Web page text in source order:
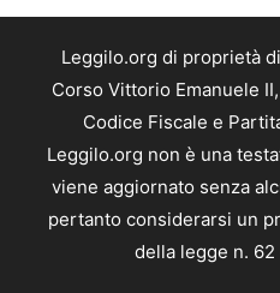
Leggilo.org di proprietà
Corso Vittorio Emanuele
Codice Fiscale e
Leggilo.org non è una
viene aggiornato senza
pertanto considerarsi un
della legge n. 62